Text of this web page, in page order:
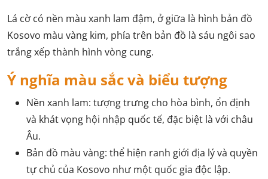
Lá cờ có nền màu xanh lam đậm, ở giữa là hình bản đồ
Kosovo màu vàng kim, phía trên bản đồ là sáu ngôi sao
trắng xếp thành hình vòng cung.
Ý nghĩa màu sắc và biểu tượng
Nền xanh lam: tượng trưng cho hòa bình, ổn định
và khát vọng hội nhập quốc tế, đặc biệt là với châu
Âu.
Bản đồ màu vàng: thể hiện ranh giới địa lý và quyền
tự chủ của Kosovo như một quốc gia độc lập.